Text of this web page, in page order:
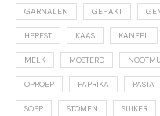
GARNALEN GEHAKT
HERFST KAAS KANEEL
MELK MOSTERD
OPROEP PAPRIKA PASTA
SOEP STOMEN SUIKER